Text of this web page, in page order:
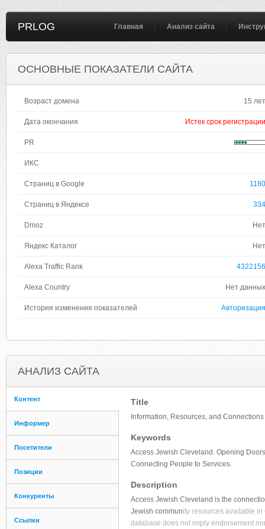
PRLOG Главная Анализ сайта
ОСНОВНЫЕ ПОКАЗАТЕЛИ САЙТА
Возраст домена 15 лет
Дата окончания Истек срок регистрации
PR
ИКС
Страниц в Google 1180
Страниц в Яндексе 334
Dmoz Нет
Яндекс Каталог Нет
Alexa Traffic Rank 4322156
Alexa Country Нет данных
История изменения показателей Авторизация
АНАЛИЗ САЙТА
Контент
Информер
Посетители
Позиции
Конкуренты
Ссылки
Title
Information, Resources, and
Keywords
Access Jewish Cleveland. Opening
Connecting People to Services.
Description
Access Jewish Cleveland is the
Jewish community resources available
database does not imply endorsement